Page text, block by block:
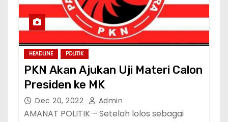
HEADLINE POLITIK
PKN Akan Ajukan Uji Materi Calon
Presiden ke MK
Dec 20, 2022 Admin
AMANAT POLITIK – Setelah lolos sebagai